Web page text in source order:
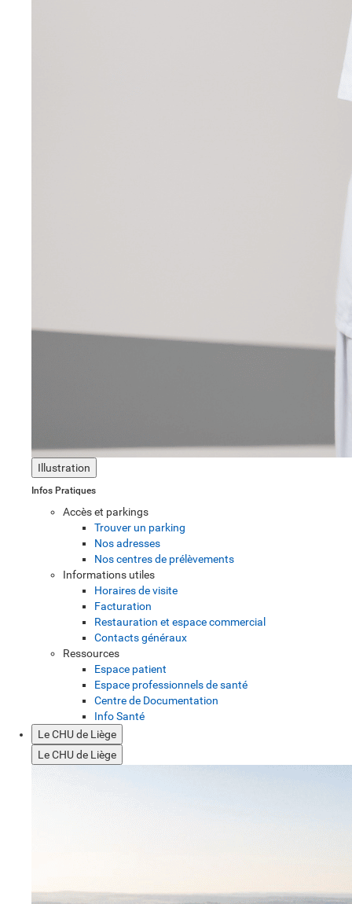
Illustration
Infos Pratiques
Accès et parkings
Trouver un parking
Nos adresses
Nos centres de prélèvements
Informations utiles
Horaires de visite
Facturation
Restauration et espace commercial
Contacts généraux
Ressources
Espace patient
Espace professionnels de santé
Centre de Documentation
Info Santé
Le CHU de Liège
Le CHU de Liège